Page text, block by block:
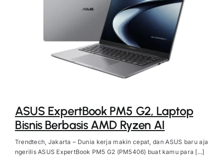
ASUS ExpertBook PM5 G2, Laptop
Bisnis Berbasis AMD Ryzen AI
Trendtech, Jakarta – Dunia kerja makin cepat, dan ASUS baru aja
ngerilis ASUS ExpertBook PM5 G2 (PM5406) buat kamu para [...]